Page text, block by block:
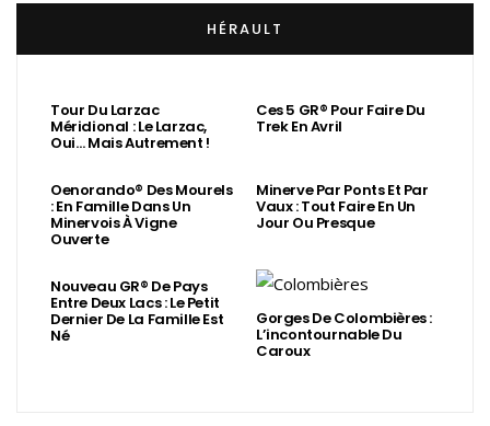
HÉRAULT
Tour Du Larzac
Méridional : Le Larzac,
Oui… Mais Autrement !
Ces 5 GR® Pour Faire Du
Trek En Avril
Oenorando® Des Mourels
: En Famille Dans Un
Minervois À Vigne
Ouverte
Minerve Par Ponts Et Par
Vaux : Tout Faire En Un
Jour Ou Presque
Nouveau GR® De Pays
Entre Deux Lacs : Le Petit
Dernier De La Famille Est
Né
Gorges De Colombières :
L’incontournable Du
Caroux